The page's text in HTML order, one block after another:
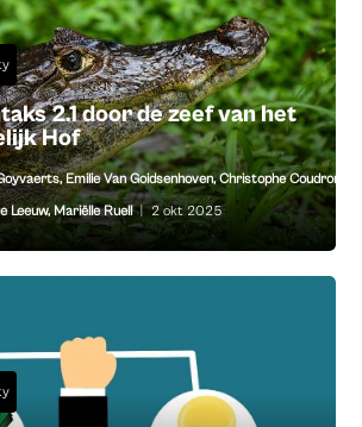
2.1 door de zeef van het
Hof
,Emilie Van Goidsenhoven,Christophe Coudron
Leeuw,Mariëlle Ruell | 2 okt 2025